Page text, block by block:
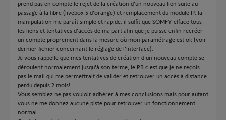
prend pas en compte le rejet de la création d'un nouveau lien suite au
passage à la fibre (livebox 5 d'orange) et remplacement du module IP. la
manipulation me paraît simple et rapide: il suffit que SOMFY efface tous
les liens et tentatives d'accès de ma part afin que je puisse enfin recréer
un compte proprement dans la mesure où mon paramétrage est ok (voir
dernier fichier concernant le réglage de l'interface).
Je vous rappelle que mes tentatives de création d'un nouveau compte se
déroulent normalement jusqu'à son terme, le PB c'est que je ne reçois
pas le mail qui me permettrait de valider et retrouver un accès à distance
perdu depuis 2 mois!
Vous semblez ne pas vouloir adhérer à mes conclusions mais pour autant
vous ne me donnez aucune piste pour retrouver un fonctionnement
normal.